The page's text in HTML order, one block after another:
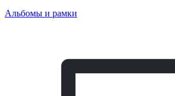
Альбомы и рамки